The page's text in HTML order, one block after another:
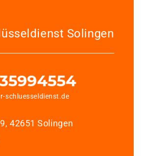
Solingen
schluesseldienst.de
42651 Solingen